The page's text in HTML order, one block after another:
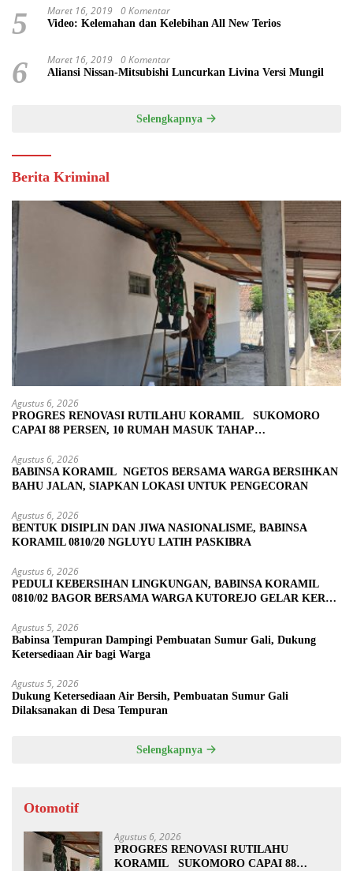
5 Maret 16, 2019 0 Komentar
Video: Kelemahan dan Kelebihan All New Terios
6 Maret 16, 2019 0 Komentar
Aliansi Nissan-Mitsubishi Luncurkan Livina Versi Mungil
Selengkapnya
Berita Kriminal
Agustus 6, 2026
PROGRES RENOVASI RUTILAHU KORAMIL SUKOMORO
CAPAI 88 PERSEN, 10 RUMAH MASUK TAHAP
Agustus 6, 2026
BABINSA KORAMIL NGETOS BERSAMA WARGA BERSIHKAN
BAHU JALAN, SIAPKAN LOKASI UNTUK PENGECORAN
Agustus 6, 2026
BENTUK DISIPLIN DAN JIWA NASIONALISME, BABINSA
KORAMIL 0810/20 NGLUYU LATIH PASKIBRA
Agustus 6, 2026
PEDULI KEBERSIHAN LINGKUNGAN, BABINSA KORAMIL
0810/02 BAGOR BERSAMA WARGA KUTOREJO GELAR KERJA
Agustus 5, 2026
Babinsa Tempuran Dampingi Pembuatan Sumur Gali, Dukung
Ketersediaan Air bagi Warga
Agustus 5, 2026
Dukung Ketersediaan Air Bersih, Pembuatan Sumur Gali
Dilaksanakan di Desa Tempuran
Selengkapnya
Otomotif
Agustus 6, 2026
PROGRES RENOVASI RUTILAHU
KORAMIL SUKOMORO CAPAI 88